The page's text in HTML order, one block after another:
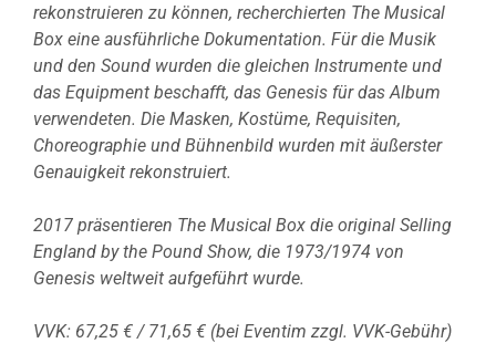
rekonstruieren zu können, recherchierten The Musical
Box eine ausführliche Dokumentation. Für die Musik
und den Sound wurden die gleichen Instrumente und
das Equipment beschafft, das Genesis für das Album
verwendeten. Die Masken, Kostüme, Requisiten,
Choreographie und Bühnenbild wurden mit äußerster
Genauigkeit rekonstruiert.
2017 präsentieren The Musical Box die original Selling
England by the Pound Show, die 1973/1974 von
Genesis weltweit aufgeführt wurde.
VVK: 67,25 € / 71,65 € (bei Eventim zzgl. VVK-Gebühr)